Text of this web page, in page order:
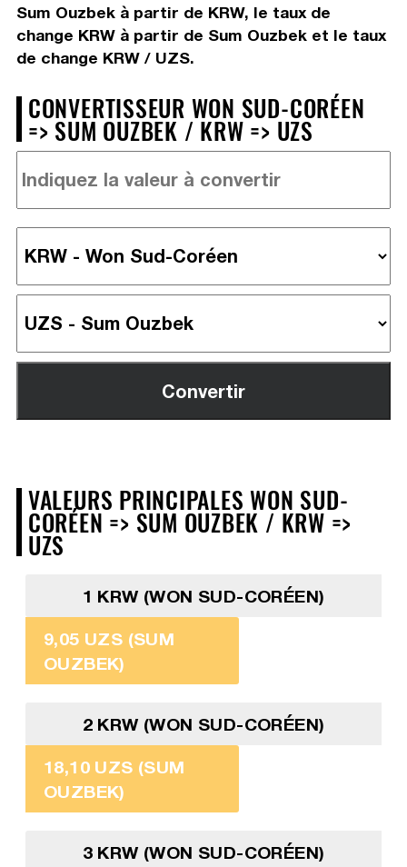
Sum Ouzbek à partir de KRW, le taux de
change KRW à partir de Sum Ouzbek et le taux
de change KRW / UZS.
CONVERTISSEUR WON SUD-CORÉEN
=> SUM OUZBEK / KRW => UZS
VALEURS PRINCIPALES WON SUD-
CORÉEN => SUM OUZBEK / KRW =>
UZS
1 KRW (WON SUD-CORÉEN)
9,05 UZS (SUM
OUZBEK)
2 KRW (WON SUD-CORÉEN)
18,10 UZS (SUM
OUZBEK)
3 KRW (WON SUD-CORÉEN)